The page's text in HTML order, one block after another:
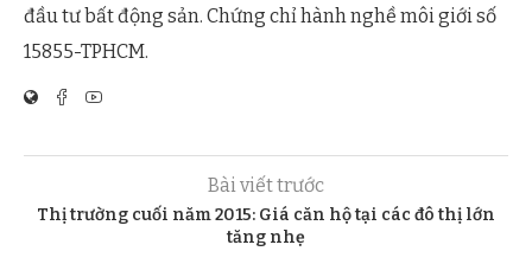
đầu tư bất động sản. Chứng chỉ hành nghề môi giới số
15855-TPHCM.
Bài viết trước
Thị trường cuối năm 2015: Giá căn hộ tại các đô thị lớn
tăng nhẹ